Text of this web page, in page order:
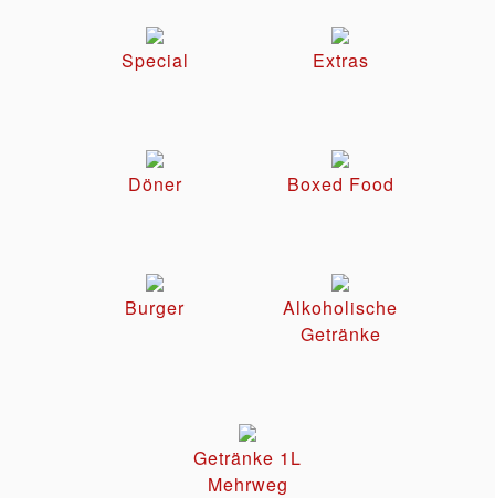
Special Extras
Döner Boxed Food
Burger
Alkoholische
Getränke
Getränke 1L
Mehrweg